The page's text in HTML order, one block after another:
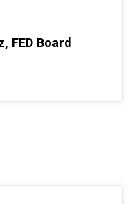
FED Board